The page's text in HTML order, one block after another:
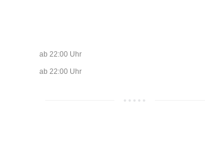
ab 22:00 Uhr
ab 22:00 Uhr